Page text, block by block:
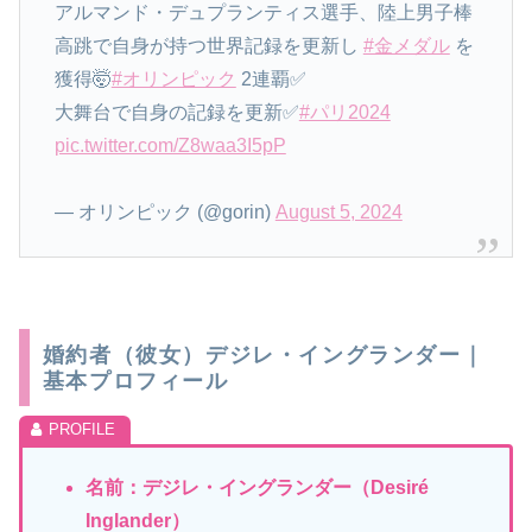
アルマンド・デュプランティス選手、陸上男子棒
高跳で自身が持つ世界記録を更新し #金メダルを
獲得🤯#オリンピック 2連覇✅
大舞台で自身の記録を更新✅#パリ2024
pic.twitter.com/Z8waa3I5pP
— オリンピック (@gorin) August 5, 2024
婚約者（彼女）デジレ・イングランダー｜
基本プロフィール
名前：デジレ・イングランダー（Desiré
Inglander）